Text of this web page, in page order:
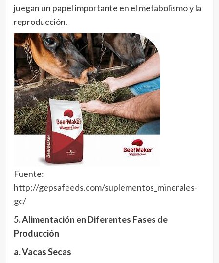
juegan un papel importante en el metabolismo y la
reproducción.
Fuente:
http://gepsafeeds.com/suplementos_minerales-
gc/
5. Alimentación en Diferentes Fases de
Producción
a. Vacas Secas